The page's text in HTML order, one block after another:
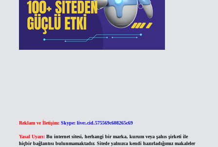
Reklam ve İletişim: Skype: live:.cid.575569c608265c69
Yasal Uyarı: Bu internet sitesi, herhangi bir marka, kurum veya şahıs şirketi ile
hiçbir bağlantısı bulunmamaktadır. Sitede yalnızca kendi hazırladığımız makaleler